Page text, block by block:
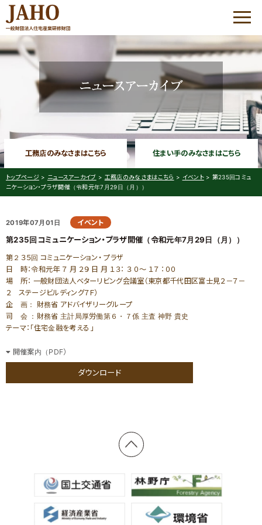
HOME
JAHOについて
優良工務店の会 QBC
大工志塾
コミュニケーション・プラザ
家づくりサポート
家づくりサポート （住まい手のみなさま）
各種制度のご紹介
新築をお考えの方
各種お問い合わせ
優良工務店の会QBC事例集
＞木造住宅／木造建築事例
工務店のみなさまはこちら 住まい手のみなさまはこちら
トップページ> ニュースアーカイブ > 工務店のみなさまはこちら > イベント> 第235回コミュ
ニケーション・プラザ開催（令和元年7月29日（月））
2019年07月01日 イベント
第235回コミュニケーション・プラザ開催（令和元年7月29日（月））
第２３５回 コミュニケーション・ プラザ
日 時：令和元年 ７ 月 ２９ 日 月 １３： ３ ０～ １７ ：００
場 所： 一般財団法人ベターリビング会議室（東京都千代田区富士見２－７－
２ ステージビルディング７Ｆ）
企 画： 財務省 アドバイザリーグループ
司 会 ：財務省 主計局厚労働第６・７係 主査 神野 貴史
テーマ：「住宅金融を考える 」
開催案内（PDF）
ダウンロード